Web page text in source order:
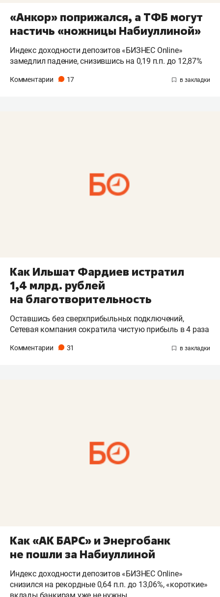
«Анкор» поприжался, а ТФБ могут
настичь «ножницы Набиуллиной»
Индекс доходности депозитов «БИЗНЕС Online»
замедлил падение, снизившись на 0,19 п.п. до 12,87%
Комментарии 17
Как Ильшат Фардиев истратил
1,4 млрд. рублей
на благотворительность
Оставшись без сверхприбыльных подключений,
Сетевая компания сократила чистую прибыль в 4 раза
Комментарии 31
Как «АК БАРС» и Энергобанк
не пошли за Набиуллиной
Индекс доходности депозитов «БИЗНЕС Online»
снизился на рекордные 0,64 п.п. до 13,06%, «короткие»